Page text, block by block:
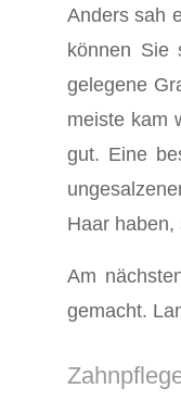
Anders sah
können Sie
gelegene
mei­ste kam
gut. Eine
Haar
Am
gemacht.